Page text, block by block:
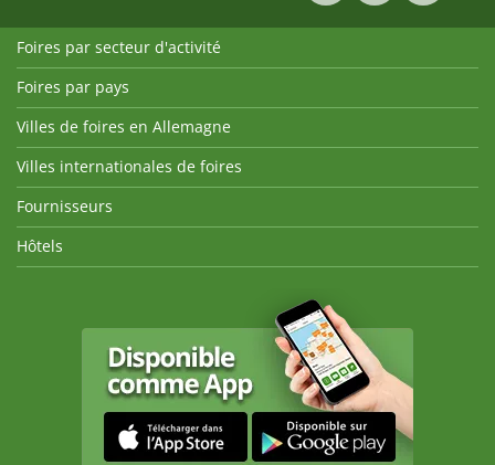
Foires par secteur d'activité
Foires par pays
Villes de foires en Allemagne
Villes internationales de foires
Fournisseurs
Hôtels